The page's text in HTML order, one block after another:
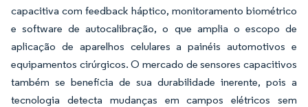
capacitiva com feedback háptico, monitoramento biométrico
e software de autocalibração, o que amplia o escopo de
aplicação de aparelhos celulares a painéis automotivos e
equipamentos cirúrgicos. O mercado de sensores capacitivos
também se beneficia de sua durabilidade inerente, pois a
tecnologia detecta mudanças em campos elétricos sem